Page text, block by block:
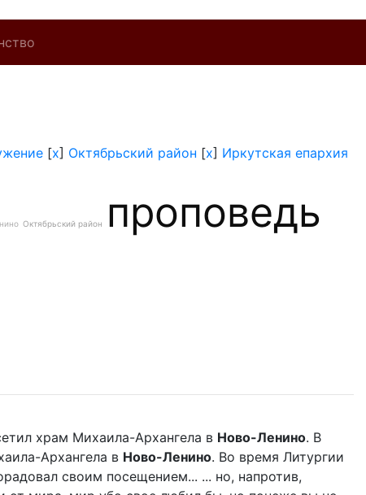
[x] Октябрьский район [x] Иркутская епархия
Октябрьский район проповедь
храм Михаила-Архангела в Ново-Ленино. В
Архангела в Ново-Ленино. Во время Литургии
своим посещением... ... но, напротив,